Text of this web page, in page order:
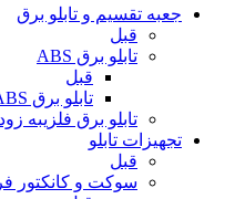
جعبه تقسیم و تابلو برق
قبل
تابلو برق ABS
قبل
تابلو برق ABS دانوب
تابلو برق فلزیبه
تجهیزات تابلو
قبل
سوکت و کانکتور